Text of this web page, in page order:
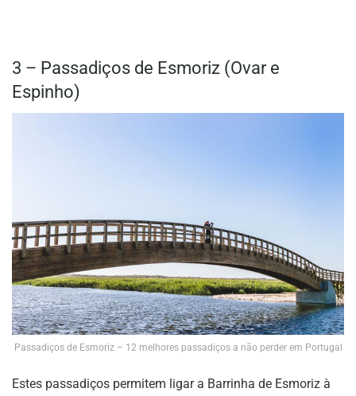
3 – Passadiços de Esmoriz (Ovar e
Espinho)
Passadiços de Esmoriz – 12 melhores passadiços a não perder em Portugal
Estes passadiços permitem ligar a Barrinha de Esmoriz à